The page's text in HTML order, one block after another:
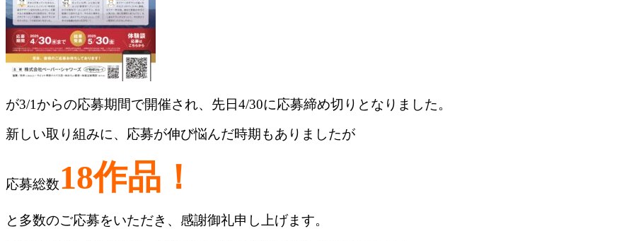
が3/1からの応募期間で開催され、先日4/30に応募締め切りとなりました。
新しい取り組みに、応募が伸び悩んだ時期もありましたが
応募総数18作品！
と多数のご応募をいただき、感謝御礼申し上げます。